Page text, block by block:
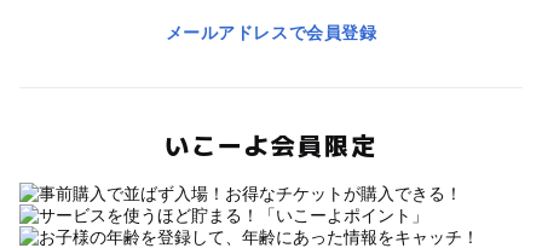
メールアドレスで会員登録
いこーよ会員限定